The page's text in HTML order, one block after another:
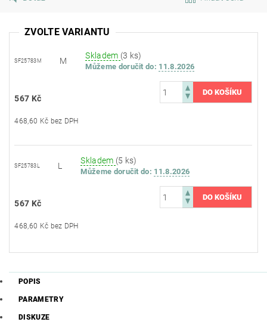
ZVOLTE VARIANTU
SF25783M M
Skladem (3 ks)
Můžeme doručit do: 11.8.2026
567 Kč
468,60 Kč bez DPH
SF25783L L
Skladem (5 ks)
Můžeme doručit do: 11.8.2026
567 Kč
468,60 Kč bez DPH
POPIS
PARAMETRY
DISKUZE